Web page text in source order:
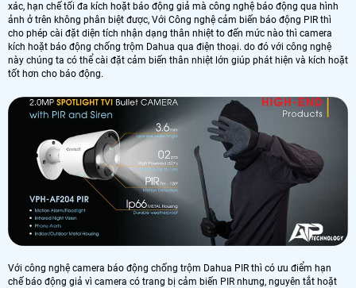
xác, hạn chế tối đa kích hoặt báo động giả mà công nghệ báo động qua hình
ảnh ở trên không phân biệt được, Với Công nghệ cảm biến báo động PIR thì
cho phép cài đặt diện tích nhận dạng thân nhiệt to đến mức nào thì camera
kích hoặt báo động chống trộm Dahua qua điện thoại. do đó với công nghệ
này chúng ta có thể cài đặt cảm biến thân nhiệt lớn giúp phát hiện và kích hoặt
tốt hơn cho báo động.
Với công nghệ camera báo động chống trộm Dahua PIR thì có ưu điểm hạn
chế báo động giả vì camera có trang bị cảm biến PIR nhưng, nguyên tắt hoặt